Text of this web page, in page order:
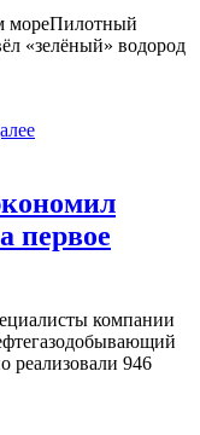
мореПилотный
«зелёный» водород
первое
компании
реализовали 946